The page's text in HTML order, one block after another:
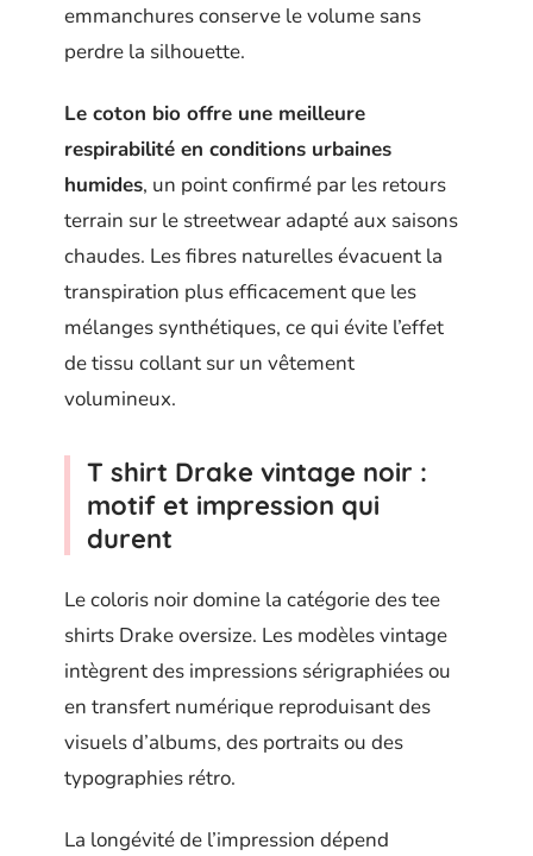
emmanchures conserve le volume sans
perdre la silhouette.
Le coton bio offre une meilleure
respirabilité en conditions urbaines
humides, un point confirmé par les retours
terrain sur le streetwear adapté aux saisons
chaudes. Les fibres naturelles évacuent la
transpiration plus efficacement que les
mélanges synthétiques, ce qui évite l’effet
de tissu collant sur un vêtement
volumineux.
T shirt Drake vintage noir :
motif et impression qui
durent
Le coloris noir domine la catégorie des tee
shirts Drake oversize. Les modèles vintage
intègrent des impressions sérigraphiées ou
en transfert numérique reproduisant des
visuels d’albums, des portraits ou des
typographies rétro.
La longévité de l’impression dépend